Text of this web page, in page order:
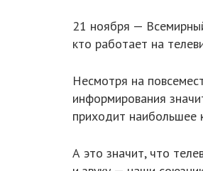
21 ноября —
кто работает на
Несмотря на
информирования
приходит наибольшее
А это значит, что